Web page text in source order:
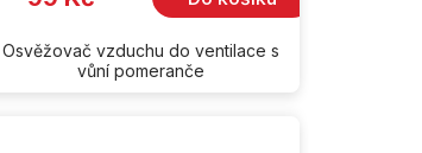
Osvěžovač vzduchu do ventilace s
vůní pomeranče